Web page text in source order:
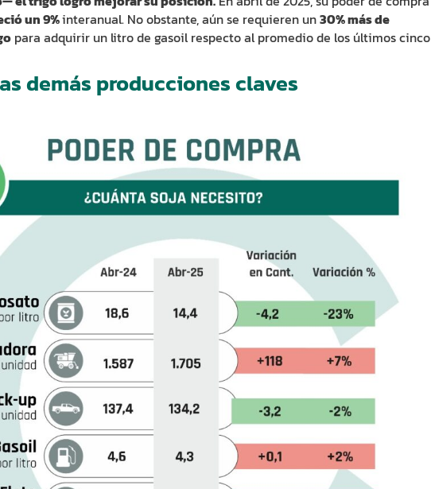
un 9%interanual. No obstante, aún se requieren un30% más de
para adquirir un litro de gasoil respecto al promedio de los últimos cinco
demás producciones claves